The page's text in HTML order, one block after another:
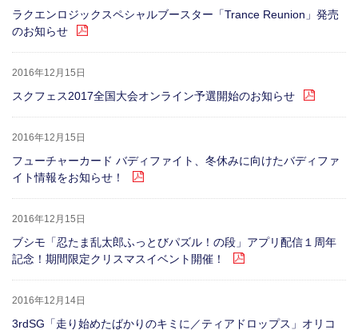
ラクエンロジックスペシャルブースター「Trance Reunion」発売
のお知らせ
2016年12月15日
スクフェス2017全国大会オンライン予選開始のお知らせ
2016年12月15日
フューチャーカード バディファイト、冬休みに向けたバディファ
イト情報をお知らせ！
2016年12月15日
ブシモ「忍たま乱太郎ふっとびパズル！の段」アプリ配信１周年
記念！期間限定クリスマスイベント開催！
2016年12月14日
3rdSG「走り始めたばかりのキミに／ティアドロップス」オリコ